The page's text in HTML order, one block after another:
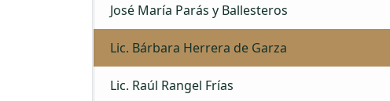
José María Parás y Ballesteros
Lic. Bárbara Herrera de Garza
Lic. Raúl Rangel Frías